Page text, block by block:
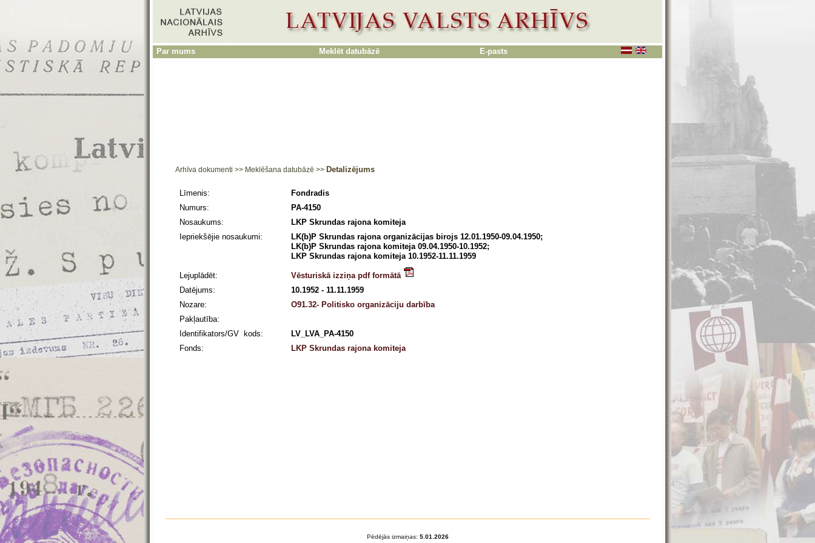
Par mums Meklēt datubāzē E-pasts
Arhīva dokumenti >> Meklēšana datubāzē >> Detalizējums
Līmenis:
Fondradis
Numurs:
PA-4150
Nosaukums:
LKP Skrundas rajona komiteja
Iepriekšējie nosaukumi:
LK(b)P Skrundas rajona organizācijas birojs 12.01.1950-09.04.1950;
LK(b)P Skrundas rajona komiteja 09.04.1950-10.1952;
LKP Skrundas rajona komiteja 10.1952-11.11.1959
Lejuplādēt:
Vēsturiskā izziņa pdf formātā
Datējums:
10.1952 - 11.11.1959
Nozare:
O91.32- Politisko organizāciju darbība
Pakļautība:
Identifikators/GV kods:
LV_LVA_PA-4150
Fonds:
LKP Skrundas rajona komiteja
Pēdējās izmaiņas: 5.01.2026